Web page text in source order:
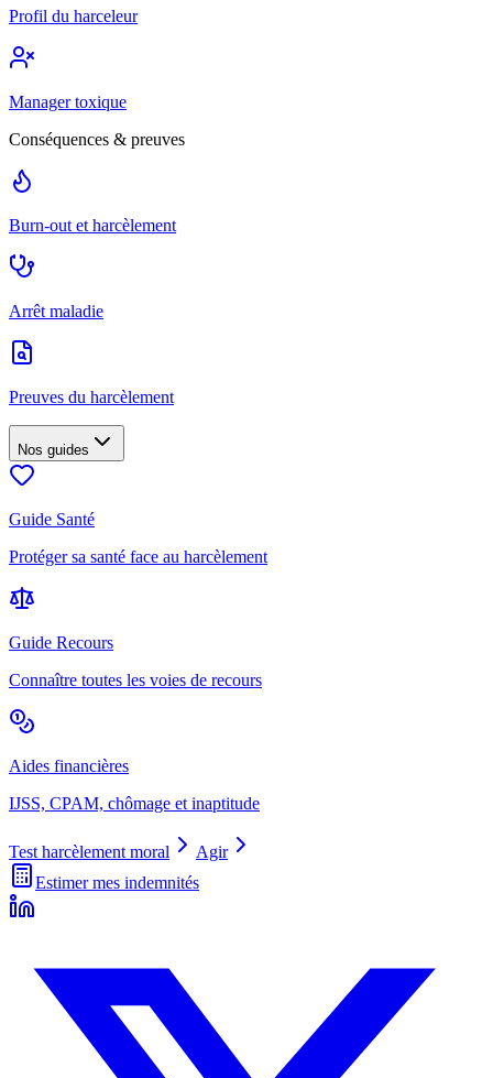
Profil du harceleur
Manager toxique
Conséquences & preuves
Burn-out et harcèlement
Arrêt maladie
Preuves du harcèlement
Nos guides
Guide Santé
Protéger sa santé face au harcèlement
Guide Recours
Connaître toutes les voies de recours
Aides financières
IJSS, CPAM, chômage et inaptitude
Test harcèlement moral
Agir
Estimer mes indemnités